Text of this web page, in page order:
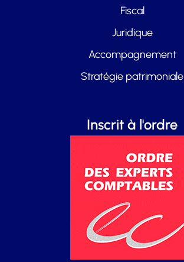
Fiscal
Juridique
Accompagnement
Stratégie patrimoniale
Inscrit à l'ordre